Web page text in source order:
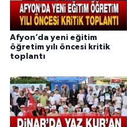
Afyon’da yeni eğitim
öğretim yılı öncesi kritik
toplantı